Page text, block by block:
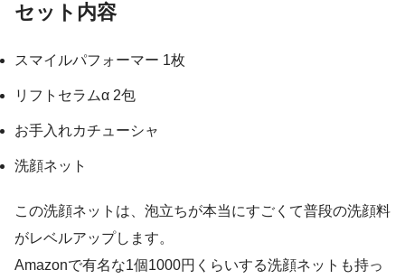
セット内容
スマイルパフォーマー 1枚
リフトセラムα 2包
お手入れカチューシャ
洗顔ネット
この洗顔ネットは、泡立ちが本当にすごくて普段の洗顔料
がレベルアップします。
Amazonで有名な1個1000円くらいする洗顔ネットも持っ